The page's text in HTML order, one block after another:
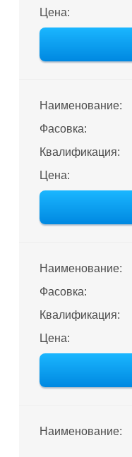
Цена:
Наименование:
Фасовка:
Квалификация:
Цена:
Наименование:
Фасовка:
Квалификация:
Цена:
Наименование: